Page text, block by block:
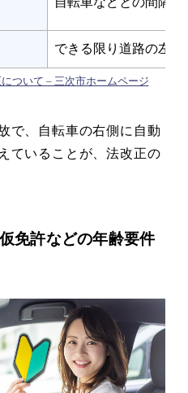
できる限り道路の左
ついて – 三次市ホームページ
で、自転車の右側に自動
ていることが、法改正の
免許などの年齢要件